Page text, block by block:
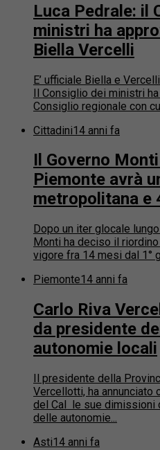
Luca Pedrale: il
ministri ha
Biella Vercelli
E’ ufficiale Biella e
Il Consiglio dei ministri
Consiglio regionale con
Cittadini14 anni fa
Il Governo
Piemonte avrà
metropolitana e
Dopo un iter glocale
Monti ha deciso il
vigore fra 14 mesi dal 1°
Piemonte14 anni fa
Carlo Riva
da presidente
autonomie locali
Il presidente della
Vercellotti, ha
del Cal le sue dimissioni
delle autonomie...
Asti14 anni fa